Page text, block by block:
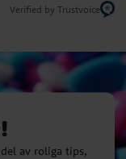
Verified by Trustvoice
av roliga tips,